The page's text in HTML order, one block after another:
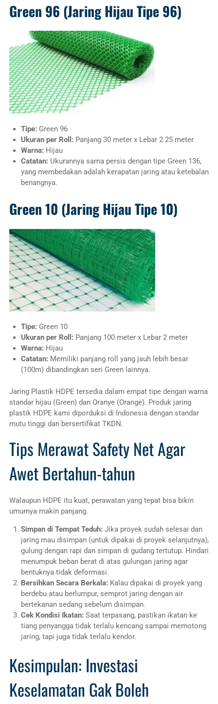
Green 96 (Jaring Hijau Tipe 96)
Tipe:Green 96
Ukuran per Roll:Panjang 30 meter x Lebar 2.25 meter
Warna:Hijau
Catatan:Ukurannya sama persis dengan tipe Green 136,
yang membedakan adalah kerapatan jaring atau ketebalan
benangnya.
Green 10 (Jaring Hijau Tipe 10)
Tipe:Green 10
Ukuran per Roll:Panjang 100 meter x Lebar 2 meter
Warna:Hijau
Catatan:Memiliki panjang roll yang jauh lebih besar
(100m) dibandingkan seri Green lainnya.
Jaring Plastik HDPE tersedia dalam empat tipe dengan warna
standar hijau (Green) dan Oranye (Orange). Produk jaring
plastik HDPE kami diporduksi di Indonesia dengan standar
mutu tinggi dan bersertifikat TKDN.
Tips Merawat Safety Net Agar
Awet Bertahun-tahun
Walaupun HDPE itu kuat, perawatan yang tepat bisa bikin
umurnya makin panjang.
Simpan di Tempat Teduh:Jika proyek sudah selesai dan
jaring mau disimpan (untuk dipakai di proyek selanjutnya),
gulung dengan rapi dan simpan di gudang tertutup. Hindari
menumpuk beban berat di atas gulungan jaring agar
bentuknya tidak deformasi.
Bersihkan Secara Berkala:Kalau dipakai di proyek yang
berdebu atau berlumpur, semprot jaring dengan air
bertekanan sedang sebelum disimpan.
Cek Kondisi Ikatan:Saat terpasang, pastikan ikatan ke
tiang penyangga tidak terlalu kencang sampai memotong
jaring, tapi juga tidak terlalu kendor.
Kesimpulan: Investasi
Keselamatan Gak Boleh